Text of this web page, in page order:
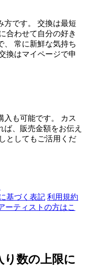
方です。 交換は最短
合わせて自分の好き
、 常に新鮮な気持ち
換はマイページで申
入も可能です。 カス
ば、販売金額をお伝え
としてもご活用くだ
基づく表記 利用規約
ーティストの方はこ
数の上限に